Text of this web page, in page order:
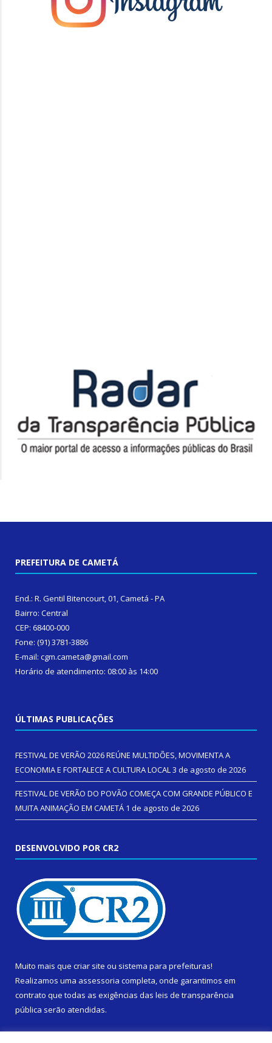
PREFEITURA DE CAMETÁ
End.: R. Gentil Bitencourt, 01, Cametá - PA
Bairro: Central
CEP: 68400-000
Fone: (91) 3781-3886
E-mail: cgm.cameta@gmail.com
Horário de atendimento: 08:00 às 14:00
ÚLTIMAS PUBLICAÇÕES
FESTIVAL DE VERÃO 2026 REÚNE MULTIDÕES, MOVIMENTA A
ECONOMIA E FORTALECE A CULTURA LOCAL3 de agosto de 2026
FESTIVAL DE VERÃO DO POVÃO COMEÇA COM GRANDE PÚBLICO E
MUITA ANIMAÇÃO EM CAMETÁ 1 de agosto de 2026
DESENVOLVIDO POR CR2
Muito mais que criar site ou sistema para prefeituras!
Realizamos uma assessoria completa, onde garantimos em
contrato que todas as exigências das leis de transparência
pública serão atendidas.